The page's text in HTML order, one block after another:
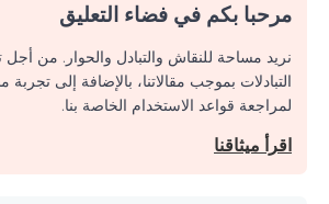
مرحبا بكم في فضاء التعليق
نريد مساحة للنقاش والتبادل والحوار. من
التبادلات بموجب مقالاتنا، بالإضافة إلى
لمراجعة قواعد الاستخدام الخاصة بنا.
اقرأ ميثاقنا